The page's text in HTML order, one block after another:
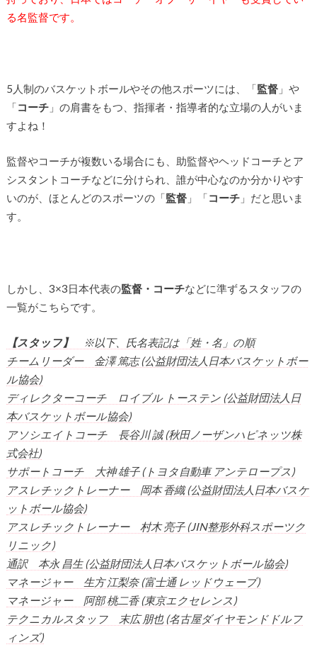
る名監督です。
5人制のバスケットボールやその他スポーツには、「監督」や
「コーチ」の肩書をもつ、指揮者・指導者的な立場の人がいま
すよね！
監督やコーチが複数いる場合にも、助監督やヘッドコーチとア
シスタントコーチなどに分けられ、誰が中心なのか分かりやす
いのが、ほとんどのスポーツの「監督」「コーチ」だと思いま
す。
しかし、3×3日本代表の監督・コーチなどに準ずるスタッフの
一覧がこちらです。
【スタッフ】
※以下、氏名表記は「姓・名」の順
チームリーダー 金澤 篤志 (公益財団法人日本バスケットボー
ル協会)
ディレクターコーチ ロイブル トーステン (公益財団法人日
本バスケットボール協会)
アソシエイトコーチ 長谷川 誠 (秋田ノーザンハピネッツ株
式会社)
サポートコーチ 大神 雄子 (トヨタ自動車 アンテロープス)
アスレチックトレーナー 岡本 香織 (公益財団法人日本バスケ
ットボール協会)
アスレチックトレーナー 村木 亮子 (JIN整形外科スポーツク
リニック)
通訳 本永 昌生 (公益財団法人日本バスケットボール協会)
マネージャー 生方 江梨奈 (富士通 レッドウェーブ)
マネージャー 阿部 桃二香 (東京エクセレンス)
テクニカルスタッフ 末広 朋也 (名古屋ダイヤモンドドルフ
ィンズ)